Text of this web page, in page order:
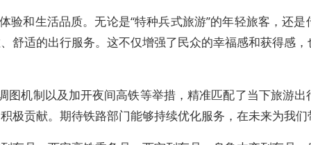
和生活品质。无论是“特种兵式旅游”的年轻旅客，还是
舒适的出行服务。这不仅增强了民众的幸福感和获得感
机制以及加开夜间高铁等举措，精准匹配了当下旅游出
极贡献。期待铁路部门能够持续优化服务，在未来为我们